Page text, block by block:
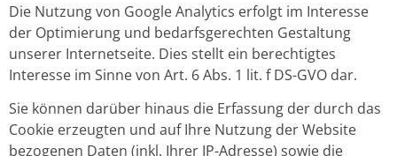
Die Nutzung von Google Analytics erfolgt im Interesse
der Optimierung und bedarfsgerechten Gestaltung
unserer Internetseite. Dies stellt ein berechtigtes
Interesse im Sinne von Art. 6 Abs. 1 lit. f DS-GVO dar.
Sie können darüber hinaus die Erfassung der durch das
Cookie erzeugten und auf Ihre Nutzung der Website
bezogenen Daten (inkl. Ihrer IP-Adresse) sowie die